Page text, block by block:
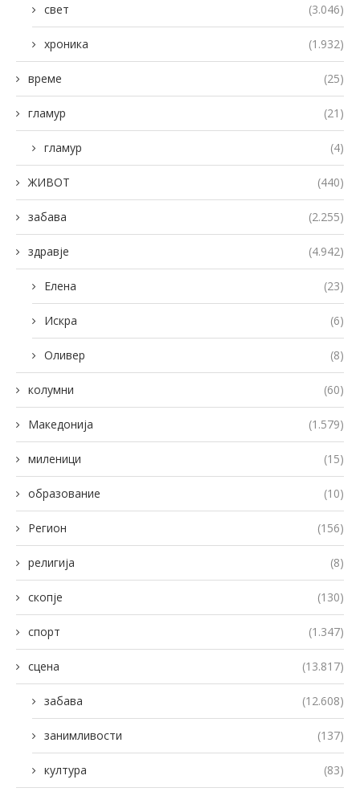
свет (3.046)
хроника (1.932)
време (25)
гламур (21)
гламур (4)
ЖИВОТ (440)
забава (2.255)
здравје (4.942)
Елена (23)
Искра (6)
Оливер (8)
колумни (60)
Македонија (1.579)
миленици (15)
образование (10)
Регион (156)
религија (8)
скопје (130)
спорт (1.347)
сцена (13.817)
забава (12.608)
занимливости (137)
култура (83)